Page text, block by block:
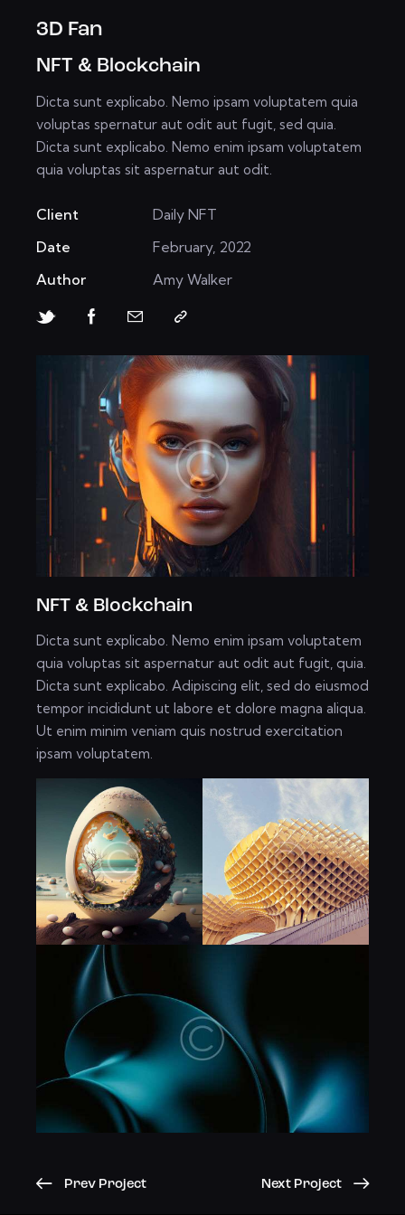
3D Fan
NFT & Blockchain
Dicta sunt explicabo. Nemo enim ipsam voluptatem
quia voluptas sit aspernatur aut odit aut fugit, quia.
Dicta sunt explicabo. Adipiscing elit, sed do eiusmod
tempor incididunt ut labore et dolore magna aliqua.
Ut enim minim veniam quis nostrud exercitation
ipsam voluptatem.
NFT & Blockchain
Dicta sunt explicabo. Nemo ipsam voluptatem quia
voluptas spernatur aut odit aut fugit, sed quia.
Dicta sunt explicabo. Nemo enim ipsam voluptatem
quia voluptas sit aspernatur aut odit.
Client
Daily NFT
Date
February, 2022
Author
Amy Walker
Prev Project Next Project